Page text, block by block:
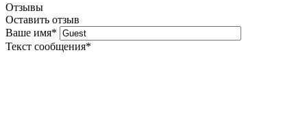
Отзывы
Оставить отзыв
Ваше имя*
Текст сообщения*